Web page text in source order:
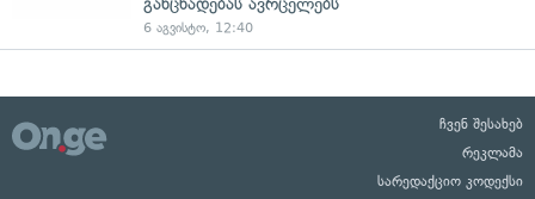
6 აგვისტო, 12:40
ჩვენ შესახებ
რეკლამა
სარედაქციო კოდექსი